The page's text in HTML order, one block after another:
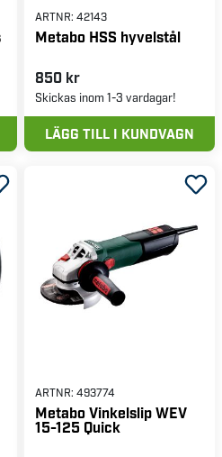
ARTNR: 42143
Metabo HSS hyvelstål
850 kr
Skickas inom 1-3 vardagar!
LÄGG TILL I KUNDVAGN
ARTNR: 493774
Metabo Vinkelslip WEV
15-125 Quick